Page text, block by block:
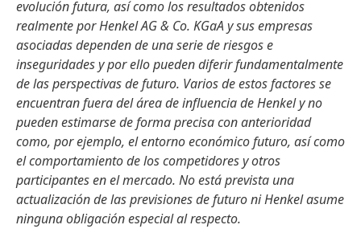
evolución futura, así como los resultados obtenidos
realmente por Henkel AG & Co. KGaA y sus empresas
asociadas dependen de una serie de riesgos e
inseguridades y por ello pueden diferir fundamentalmente
de las perspectivas de futuro. Varios de estos factores se
encuentran fuera del área de influencia de Henkel y no
pueden estimarse de forma precisa con anterioridad
como, por ejemplo, el entorno económico futuro, así como
el comportamiento de los competidores y otros
participantes en el mercado. No está prevista una
actualización de las previsiones de futuro ni Henkel asume
ninguna obligación especial al respecto.